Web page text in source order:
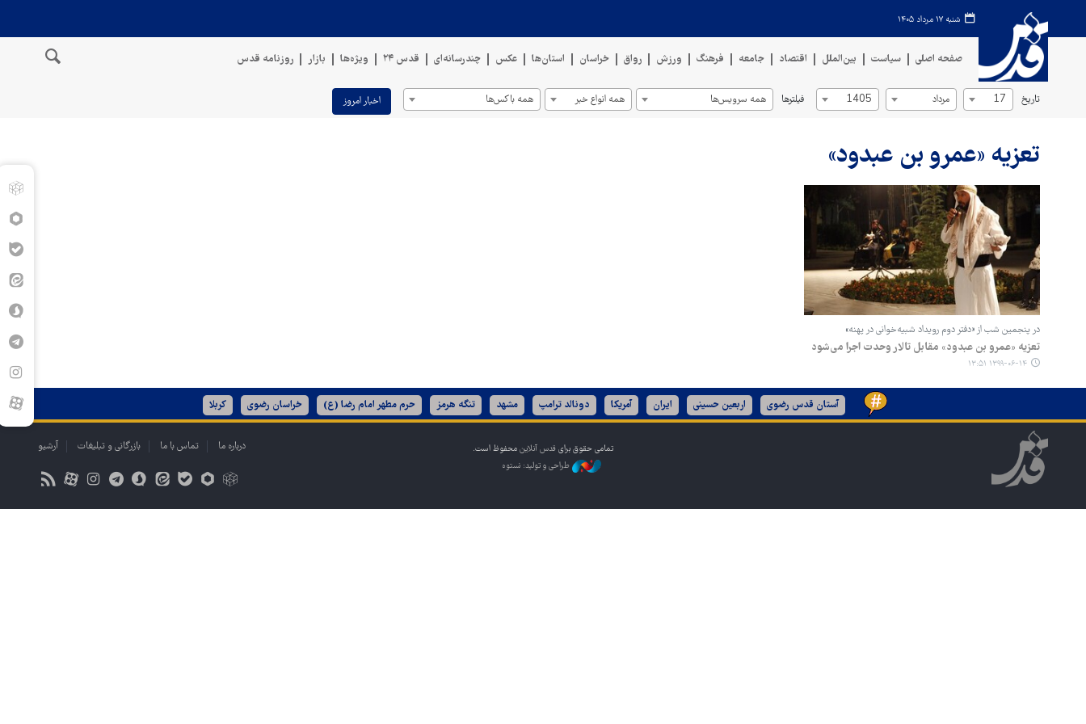
شنبه ۱۷ مرداد ۱۴۰۵
صفحه اصلی سیاست بین‌الملل اقتصاد جامعه فرهنگ ورزش رواق خراسان استان‌ها عکس چندرسانه‌ای قدس ۲۴ ویژه‌ها بازار روزنامه قدس
تاریخ 17 مرداد 1405 فیلترها همه سرویس‌ها همه انواع خبر همه باکس‌ها اخبار امروز
تعزیه «عمرو بن عبدود»
در پنجمین شب از «دفتر دوم رویداد شبیه‌خوانی در پهنه»
تعزیه «عمرو بن عبدود» مقابل تالار وحدت اجرا می‌شود
۱۳۹۹-۰۶-۱۴ ۱۳:۵۱
آستان قدس رضوی اربعین حسینی ایران آمریکا دونالد ترامپ مشهد تنگه هرمز حرم مطهر امام رضا (ع) خراسان رضوی کربلا
تمامی حقوق برای قدس آنلاین محفوظ است.
طراحی و تولید: نستوه
درباره ما تماس با ما بازرگانی و تبلیغات آرشیو